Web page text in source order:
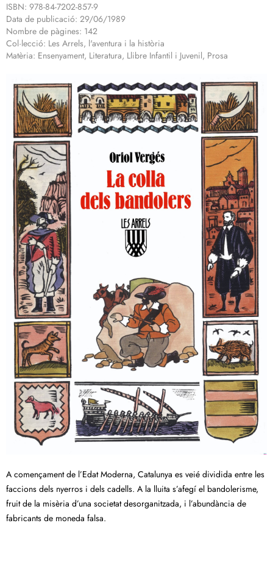
ISBN: 978-84-7202-857-9
Data de publicació: 29/06/1989
Nombre de pàgines: 142
Col·lecció: Les Arrels, l'aventura i la història
Matèria: Ensenyament, Literatura, Llibre Infantil i Juvenil, Prosa
A començament de l’Edat Moderna, Catalunya es veié dividida entre les
faccions dels nyerros i dels cadells. A la lluita s’afegí el bandolerisme,
fruit de la misèria d’una societat desorganitzada, i l’abundància de
fabricants de moneda falsa.